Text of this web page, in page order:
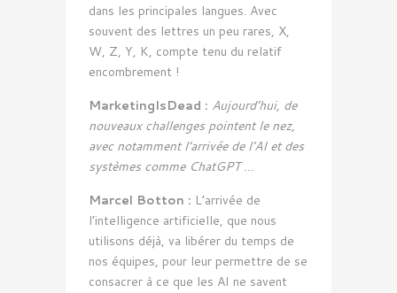
dans les principales langues. Avec
souvent des lettres un peu rares, X,
W, Z, Y, K, compte tenu du relatif
encombrement !
MarketingIsDead : Aujourd’hui, de
nouveaux challenges pointent le nez,
avec notamment l’arrivée de l’AI et des
systèmes comme ChatGPT …
Marcel Botton : L’arrivée de
l’intelligence artificielle, que nous
utilisons déjà, va libérer du temps de
nos équipes, pour leur permettre de se
consacrer à ce que les AI ne savent